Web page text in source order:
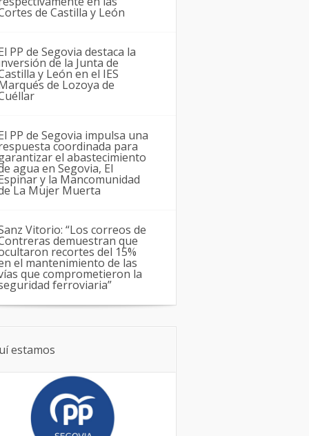
de Castilla y León
PP de Segovia destaca la
de la Junta de
y León en el IES
de Lozoya de
PP de Segovia impulsa una
coordinada para
el abastecimiento
agua en Segovia, El
y la Mancomunidad
La Mujer Muerta
Vitorio: “Los correos de
demuestran que
recortes del 15%
el mantenimiento de las
que comprometieron la
ferroviaria”
estamos